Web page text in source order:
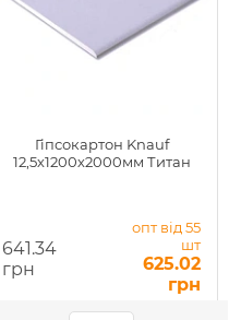
Гіпсокартон Knauf
12,5х1200х2000мм Титан
641.34
грн
опт від 55
шт
625.02
грн